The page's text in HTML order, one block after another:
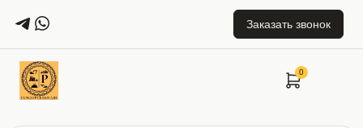
Заказать звонок